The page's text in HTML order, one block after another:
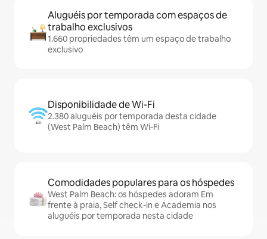
Aluguéis por temporada com espaços de
trabalho exclusivos
1.660 propriedades têm um espaço de trabalho
exclusivo
Disponibilidade de Wi-Fi
2.380 aluguéis por temporada desta cidade
(West Palm Beach) têm Wi-Fi
Comodidades populares para os hóspedes
West Palm Beach: os hóspedes adoram Em
frente à praia, Self check-in e Academia nos
aluguéis por temporada nesta cidade